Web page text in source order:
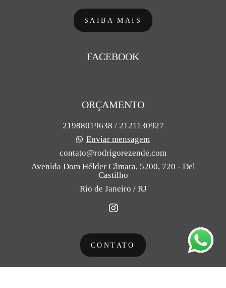
SAIBA MAIS
FACEBOOK
ORÇAMENTO
21988019638 / 2121130927
Enviar mensagem
contato@rodrigorezende.com
Avenida Dom Hélder Câmara, 5200, 720 - Del
Castilho
Rio de Janeiro / RJ
CONTATO